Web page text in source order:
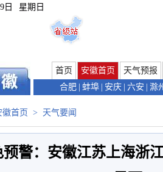
日 星期日
首页 安徽首页
天气预报
合肥 蚌埠 安庆 六安 滁
徽首页 > 天气要闻
警：安徽江苏上海浙